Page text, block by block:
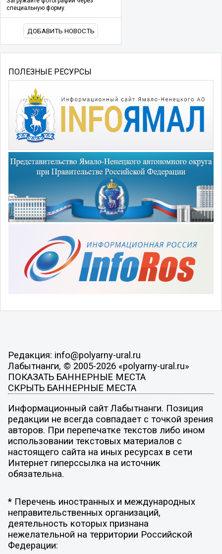
специальную форму.
ДОБАВИТЬ НОВОСТЬ
ПОЛЕЗНЫЕ РЕСУРСЫ
Редакция: info@polyarny-ural.ru
Лабытнанги, © 2005-2026 «polyarny-ural.ru»
ПОКАЗАТЬ БАННЕРНЫЕ МЕСТА
СКРЫТЬ БАННЕРНЫЕ МЕСТА
Информационный сайт Лабытнанги. Позиция
редакции не всегда совпадает с точкой зрения
авторов. При перепечатке текстов либо ином
использовании текстовых материалов с
настоящего сайта на иных ресурсах в сети
Интернет гиперссылка на источник
обязательна.
* Перечень иностранных и международных
неправительственных организаций,
деятельность которых признана
нежелательной на территории Российской
Федерации: